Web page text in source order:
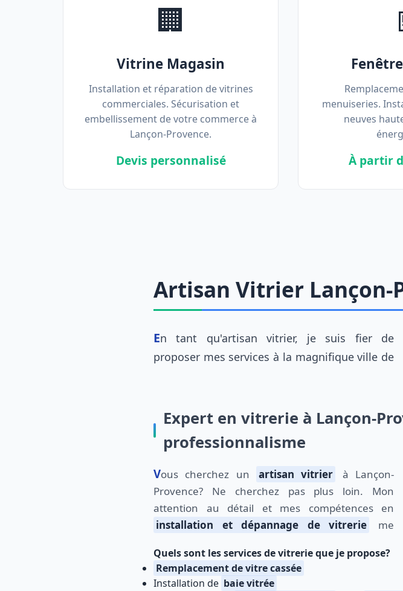
🏢
Vitrine Magasin
Installation et réparation de vitrines
commerciales. Sécurisation et
embellissement de votre commerce à
Lançon-Provence.
Devis personnalisé
menuiseries.
neuves
À partir
Artisan Vitrier Lançon-
En tant qu'artisan vitrier, je suis fier de
proposer mes services à la magnifique ville de
Lançon-Provence. Je ne suis pas un novice
Expert en vitrerie à Lançon-
professionnalisme
Vous cherchez un artisan vitrier
à Lançon-
Provence? Ne cherchez pas plus loin. Mon
attention au détail et mes compétences en
installation et dépannage de vitrerie
me
Quels sont les services de vitrerie que je propose?
Remplacement de vitre cassée
Installation de baie vitrée